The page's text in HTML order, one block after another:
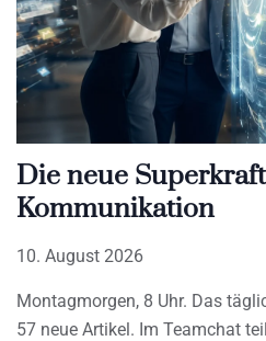
Die neue
Kommunikation
10. August 2026
Montagmorgen, 8 Uhr. Das
57 neue Artikel. Im Teamchat